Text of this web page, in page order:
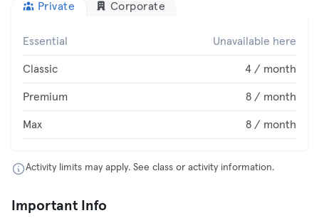
Private Corporate
Essential Unavailable here
Classic 4 / month
Premium 8 / month
Max 8 / month
Activity limits may apply. See class or activity information.
Important Info